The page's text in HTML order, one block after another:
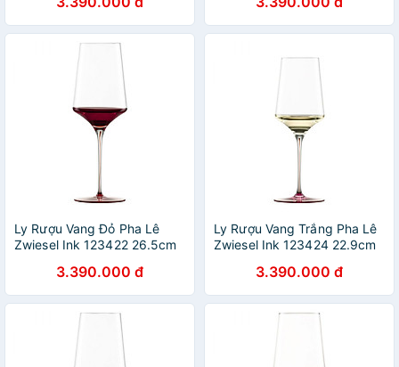
Violet hàng chính hãng
Violet hàng chính hãng
Ly Rượu Vang Đỏ Pha Lê
Zwiesel Ink 123422 26.5cm
Antique hàng chính hãmh
3.390.000 đ
Ly Rượu Vang Trắng Pha Lê
Zwiesel Ink 123424 22.9cm
Antique hàng chính hãng
3.390.000 đ